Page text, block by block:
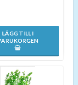
LÄGG TILL I